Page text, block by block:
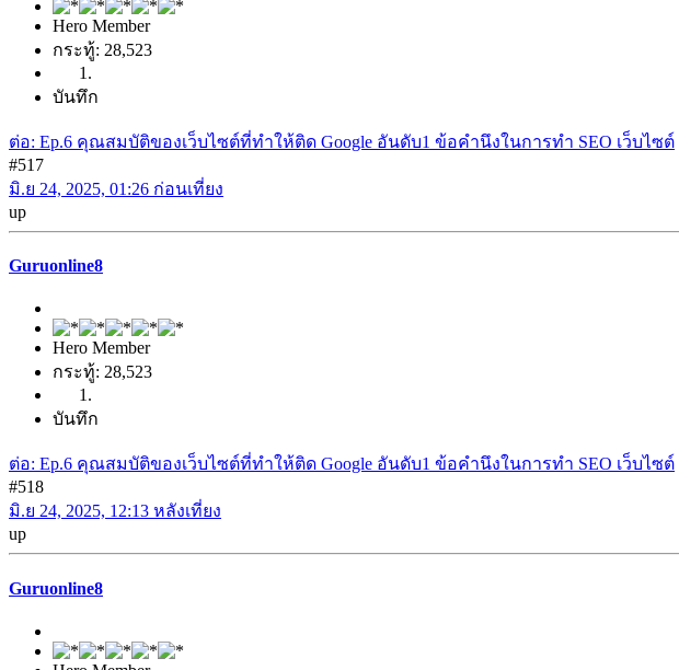
Hero Member
กระทู้: 28,523
บันทึก
ต่อ: Ep.6 คุณสมบัติของเว็บไซต์ที่ทำให้ติด Google อันดับ1 ข้อคำนึงในการทำ SEO เว็บไซต์
#517
มิ.ย 24, 2025, 01:26 ก่อนเที่ยง
up
Guruonline8
Hero Member
กระทู้: 28,523
บันทึก
ต่อ: Ep.6 คุณสมบัติของเว็บไซต์ที่ทำให้ติด Google อันดับ1 ข้อคำนึงในการทำ SEO เว็บไซต์
#518
มิ.ย 24, 2025, 12:13 หลังเที่ยง
up
Guruonline8